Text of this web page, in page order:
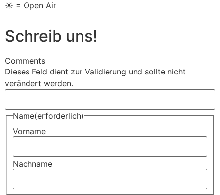
☀️ = Open Air
Schreib uns!
Comments
Dieses Feld dient zur Validierung und sollte nicht
verändert werden.
Name(erforderlich)
Vorname
Nachname